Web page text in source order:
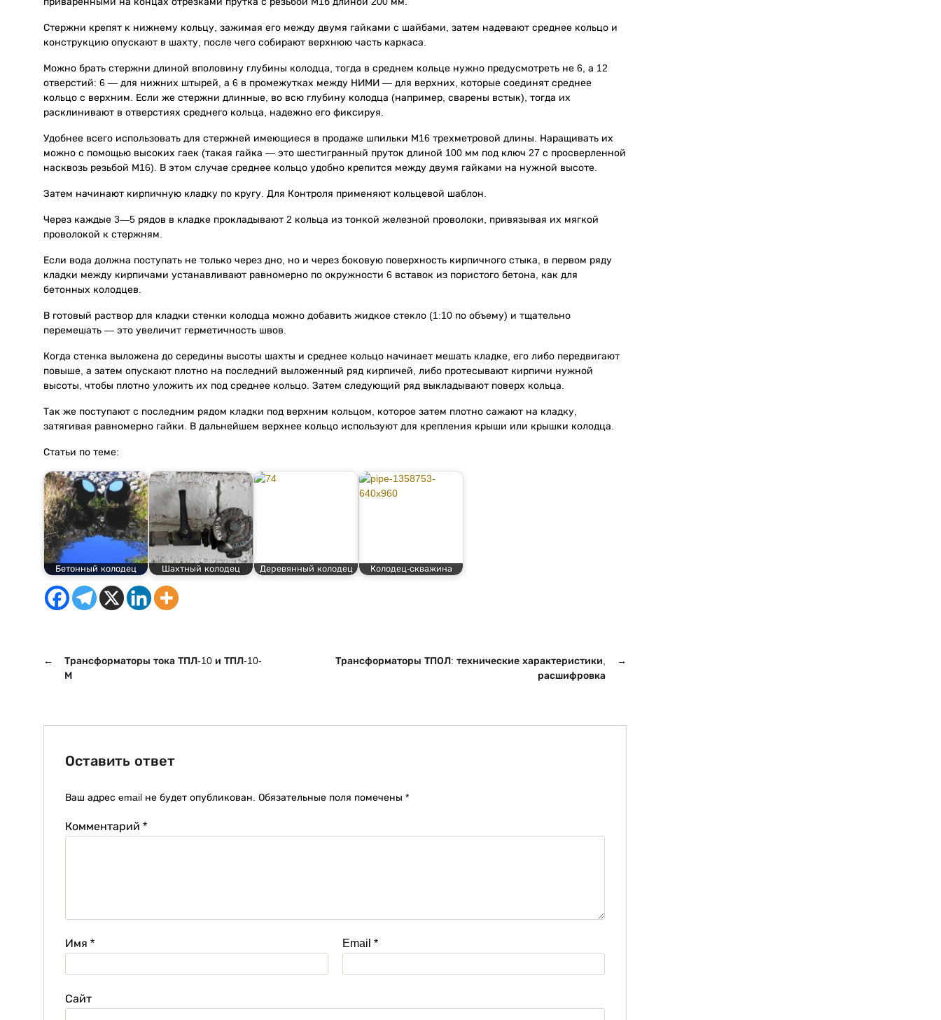
Стержни крепят к нижнему кольцу, зажимая его между двумя гайками с шайбами, затем надевают среднее кольцо и
конструкцию опускают в шахту, после чего собирают верхнюю часть каркаса.
Можно брать стержни длиной вполовину глубины колодца, тогда в среднем кольце нужно предусмотреть не 6, а 12
отверстий: 6 — для нижних штырей, а 6 в промежутках между НИМИ — для верхних, которые соединят среднее
кольцо с верхним. Если же стержни длинные, во всю глубину колодца (например, сварены встык), тогда их
расклинивают в отверстиях среднего кольца, надежно его фиксируя.
Удобнее всего использовать для стержней имеющиеся в продаже шпильки М16 трехметровой длины. Наращивать их
можно с помощью высоких гаек (такая гайка — это шестигранный пруток длиной 100 мм под ключ 27 с просверленной
насквозь резьбой М16). В этом случае среднее кольцо удобно крепится между двумя гайками на нужной высоте.
Затем начинают кирпичную кладку по кругу. Для Контроля применяют кольцевой шаблон.
Через каждые 3—5 рядов в кладке прокладывают 2 кольца из тонкой железной проволоки, привязывая их мягкой
проволокой к стержням.
Если вода должна поступать не только через дно, но и через боковую поверхность кирпичного стыка, в первом ряду
кладки между кирпичами устанавливают равномерно по окружности 6 вставок из пористого бетона, как для
бетонных колодцев.
В готовый раствор для кладки стенки колодца можно добавить жидкое стекло (1:10 по объему) и тщательно
перемешать — это увеличит герметичность швов.
Когда стенка выложена до середины высоты шахты и среднее кольцо начинает мешать кладке, его либо передвигают
повыше, а затем опускают плотно на последний выложенный ряд кирпичей, либо протесывают кирпичи нужной
высоты, чтобы плотно уложить их под среднее кольцо. Затем следующий ряд выкладывают поверх кольца.
Так же поступают с последним рядом кладки под верхним кольцом, которое затем плотно сажают на кладку,
затягивая равномерно гайки. В дальнейшем верхнее кольцо используют для крепления крыши или крышки колодца.
Статьи по теме:
Бетонный колодец Шахтный колодец Деревянный колодец Колодец-скважина
←
Трансформаторы тока ТПЛ-10 и ТПЛ-10-
М
→
Трансформаторы ТПОЛ: технические характеристики,
расшифровка
Оставить ответ
Ваш адрес email не будет опубликован. Обязательные поля помечены *
Комментарий *
Имя * Email *
Сайт